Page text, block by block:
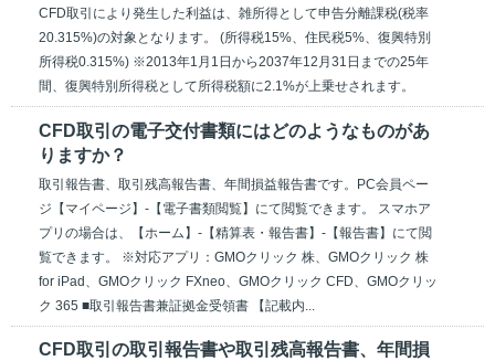
CFD取引により発生した利益は、雑所得として申告分離課税(税率
20.315%)の対象となります。 (所得税15%、住民税5%、復興特別
所得税0.315%) ※2013年1月1日から2037年12月31日までの25年
間、復興特別所得税として所得税額に2.1%が上乗せされます。
CFD取引の電子交付書類にはどのようなものがあ
りますか？
取引報告書、取引残高報告書、年間損益報告書です。PC会員ペー
ジ【マイページ】-【電子書類閲覧】にて閲覧できます。 スマホア
プリの場合は、【ホーム】-【精算表・報告書】-【報告書】にて閲
覧できます。 ※対応アプリ：GMOクリック 株、GMOクリック 株
for iPad、GMOクリック FXneo、GMOクリック CFD、GMOクリッ
ク 365 ■取引報告書兼証拠金受領書 【記載内...
CFD取引の取引報告書や取引残高報告書、年間損